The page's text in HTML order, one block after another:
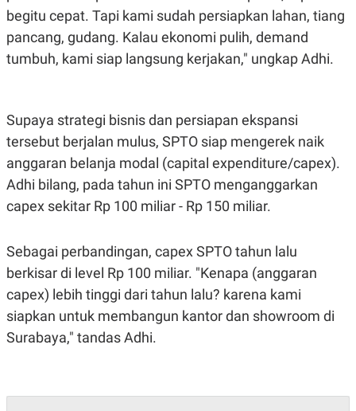
begitu cepat. Tapi kami sudah persiapkan lahan, tiang
pancang, gudang. Kalau ekonomi pulih, demand
tumbuh, kami siap langsung kerjakan," ungkap Adhi.
Supaya strategi bisnis dan persiapan ekspansi
tersebut berjalan mulus, SPTO siap mengerek naik
anggaran belanja modal (capital expenditure/capex).
Adhi bilang, pada tahun ini SPTO menganggarkan
capex sekitar Rp 100 miliar - Rp 150 miliar.
Sebagai perbandingan, capex SPTO tahun lalu
berkisar di level Rp 100 miliar. "Kenapa (anggaran
capex) lebih tinggi dari tahun lalu? karena kami
siapkan untuk membangun kantor dan showroom di
Surabaya," tandas Adhi.